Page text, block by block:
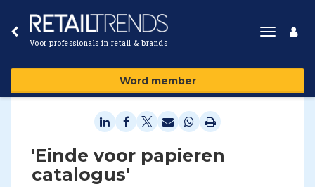
Voor professionals in retail & brands
Toggle
Word member
'Einde voor papieren
catalogus'